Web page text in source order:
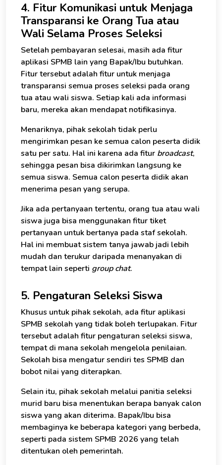
4. Fitur Komunikasi untuk Menjaga
Transparansi ke Orang Tua atau
Wali Selama Proses Seleksi
Setelah pembayaran selesai, masih ada fitur
aplikasi SPMB lain yang Bapak/Ibu butuhkan.
Fitur tersebut adalah fitur untuk menjaga
transparansi semua proses seleksi pada orang
tua atau wali siswa. Setiap kali ada informasi
baru, mereka akan mendapat notifikasinya.
Menariknya, pihak sekolah tidak perlu
mengirimkan pesan ke semua calon peserta didik
satu per satu. Hal ini karena ada fitur broadcast,
sehingga pesan bisa dikirimkan langsung ke
semua siswa. Semua calon peserta didik akan
menerima pesan yang serupa.
Jika ada pertanyaan tertentu, orang tua atau wali
siswa juga bisa menggunakan fitur tiket
pertanyaan untuk bertanya pada staf sekolah.
Hal ini membuat sistem tanya jawab jadi lebih
mudah dan terukur daripada menanyakan di
tempat lain seperti group chat.
5. Pengaturan Seleksi Siswa
Khusus untuk pihak sekolah, ada fitur aplikasi
SPMB sekolah yang tidak boleh terlupakan. Fitur
tersebut adalah fitur pengaturan seleksi siswa,
tempat di mana sekolah mengelola penilaian.
Sekolah bisa mengatur sendiri tes SPMB dan
bobot nilai yang diterapkan.
Selain itu, pihak sekolah melalui panitia seleksi
murid baru bisa menentukan berapa banyak calon
siswa yang akan diterima. Bapak/Ibu bisa
membaginya ke beberapa kategori yang berbeda,
seperti pada sistem SPMB 2026 yang telah
ditentukan oleh pemerintah.